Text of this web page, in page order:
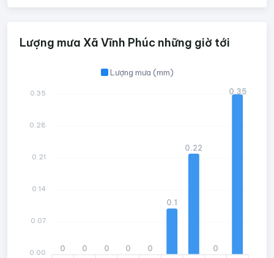
Lượng mưa Xã Vĩnh Phúc những giờ tới
Lượng mưa (mm)
0 0 0 0 0
0.1
0.22
0
0.35
0.35
0.28
0.21
0.14
0.07
0.00